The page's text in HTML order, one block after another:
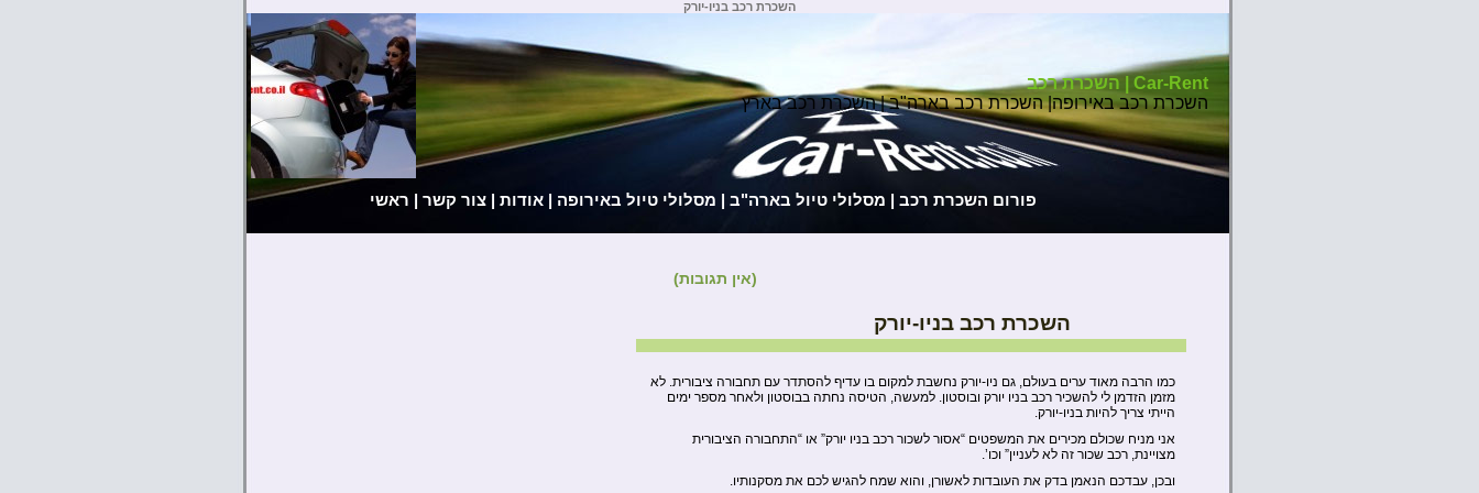
השכרת רכב בניו-יורק
Car-Rent | השכרת רכב
השכרת רכב באירופה| השכרת רכב בארה"ב | השכרת רכב בארץ
ראשי צור קשר | אודות | מסלולי טיול באירופה | מסלולי טיול בארה"ב | פורום השכרת רכב |
(אין תגובות)
השכרת רכב בניו-יורק
כמו הרבה מאוד ערים בעולם, גם ניו-יורק נחשבת למקום בו עדיף להסתדר עם תחבורה ציבורית. לא
מזמן הזדמן לי להשכיר רכב בניו יורק ובוסטון. למעשה, הטיסה נחתה בבוסטון ולאחר מספר ימים
הייתי צריך להיות בניו-יורק.
אני מניח שכולם מכירים את המשפטים “אסור לשכור רכב בניו יורק” או “התחבורה הציבורית
מצויינת, רכב שכור זה לא לעניין” וכו’.
ובכן, עבדכם הנאמן בדק את העובדות לאשורן, והוא שמח להגיש לכם את מסקנותיו.